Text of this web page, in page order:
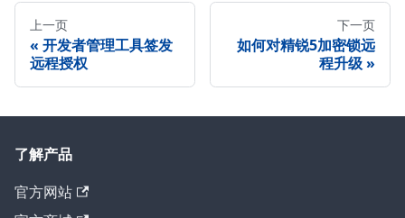
上一页
开发者管理工具签发
远程授权
下一页
如何对精锐5加密锁远
程升级
了解产品
官方网站